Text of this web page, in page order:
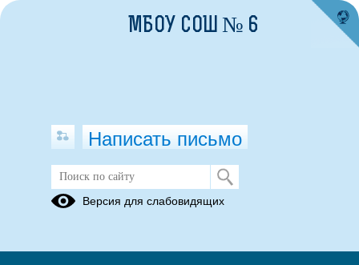
Учитель начальных классов
Кривцова
Михайловна
МБОУ СОШ № 6
Написать письмо
Версия для слабовидящих